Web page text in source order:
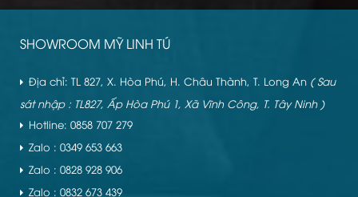
SHOWROOM MỸ LINH TÚ
Địa chỉ: TL 827, X. Hòa Phú, H. Châu Thành, T. Long An ( Sau
sát nhập : TL827, Ấp Hòa Phú 1, Xã Vĩnh Công, T. Tây Ninh )
Hotline: 0858 707 279
Zalo : 0349 653 663
Zalo : 0828 928 906
Zalo : 0832 673 439